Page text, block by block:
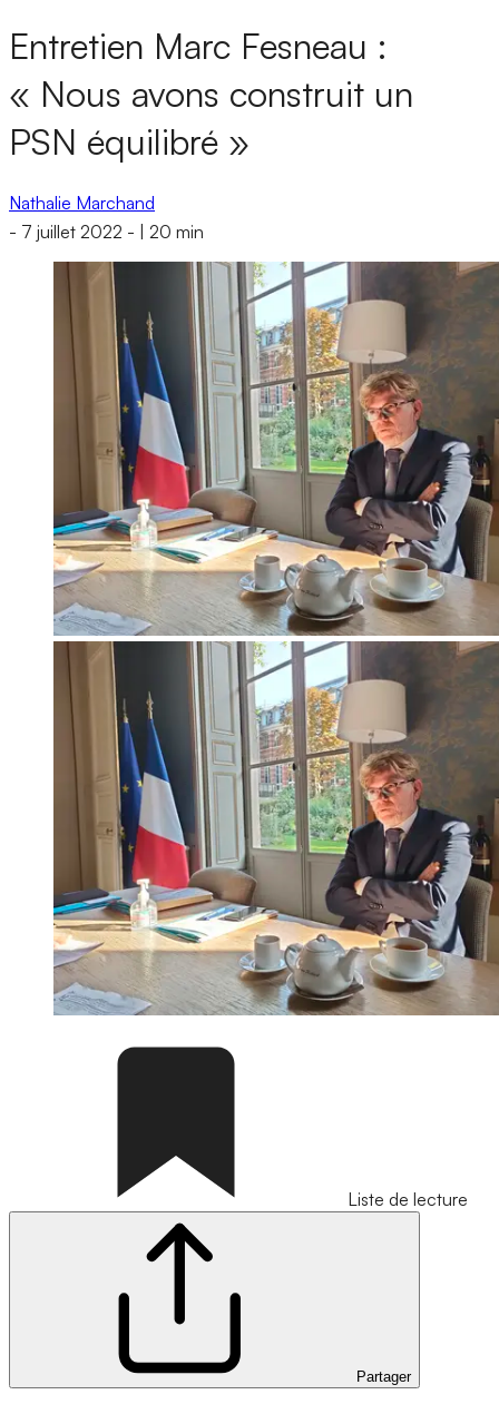
Entretien Marc Fesneau :
« Nous avons construit un
PSN équilibré »
Nathalie Marchand
- 7 juillet 2022 - 20 min
Liste de lecture
Partager